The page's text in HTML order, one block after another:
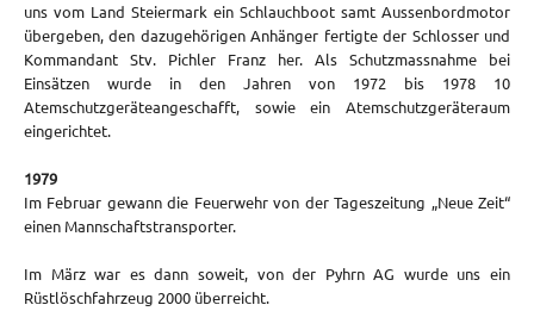
uns vom Land Steiermark ein Schlauchboot samt Aussenbordmotor
übergeben, den dazugehörigen Anhänger fertigte der Schlosser und
Kommandant Stv. Pichler Franz her. Als Schutzmassnahme bei
Einsätzen wurde in den Jahren von 1972 bis 1978 10
Atemschutzgeräteangeschafft, sowie ein Atemschutzgeräteraum
eingerichtet.
1979
Im Februar gewann die Feuerwehr von der Tageszeitung „Neue Zeit“
einen Mannschaftstransporter.
Im März war es dann soweit, von der Pyhrn AG wurde uns ein
Rüstlöschfahrzeug 2000 überreicht.